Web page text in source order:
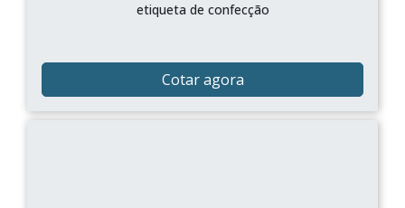
etiqueta de confecção
Cotar agora